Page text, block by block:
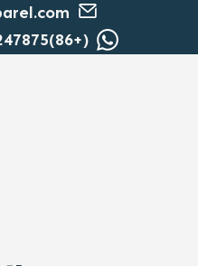
(+86)15168247875